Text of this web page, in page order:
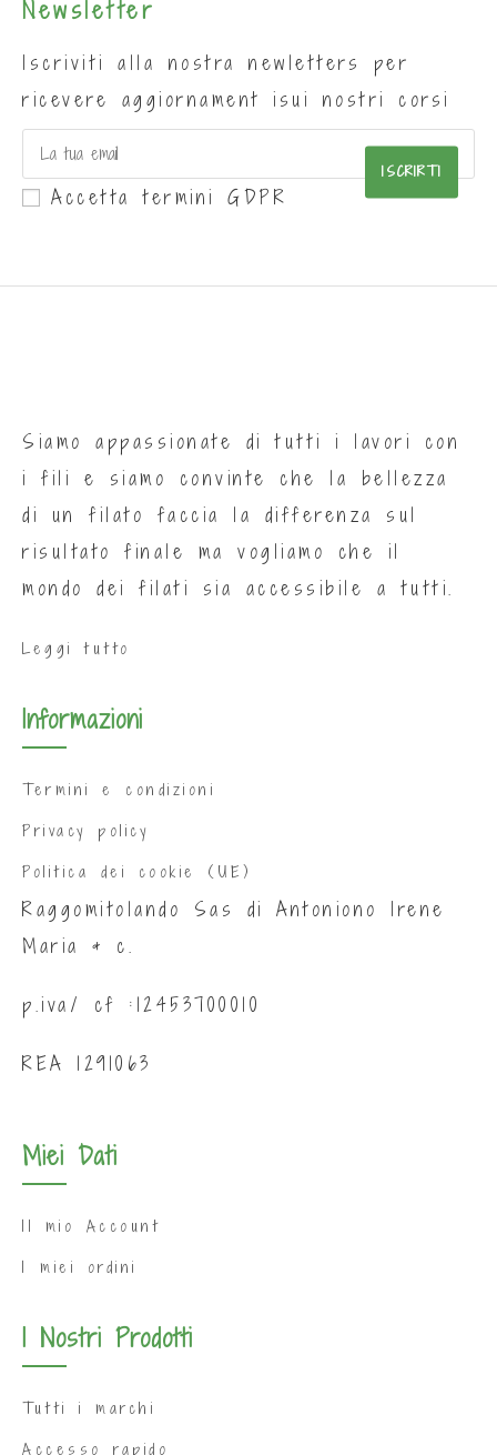
Newsletter
Iscriviti alla nostra newletters per
ricevere aggiornament isui nostri corsi
ISCRIRTI
Accetta termini GDPR
Siamo appassionate di tutti i lavori con
i fili e siamo convinte che la bellezza
di un filato faccia la differenza sul
risultato finale ma vogliamo che il
mondo dei filati sia accessibile a tutti.
Leggi tutto
Informazioni
Termini e condizioni
Privacy policy
Politica dei cookie (UE)
Raggomitolando Sas di Antoniono Irene
Maria & c.
p.iva/ cf :12453700010
REA 1291063
Miei Dati
Il mio Account
I miei ordini
I Nostri Prodotti
Tutti i marchi